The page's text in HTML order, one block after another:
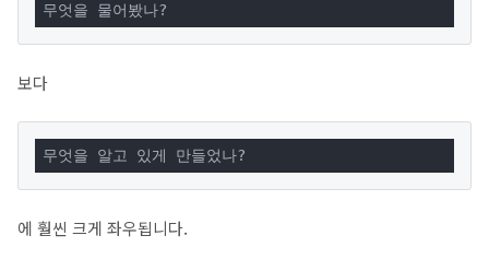
무엇을 물어봤나?
보다
무엇을 알고 있게 만들었나?
에 훨씬 크게 좌우됩니다.